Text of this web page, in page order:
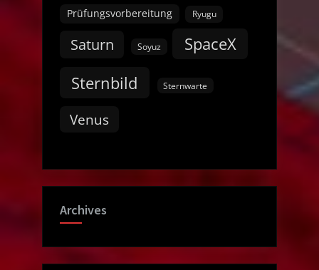
Prüfungsvorbereitung Ryugu
Saturn Soyuz
SpaceX
Sternbild
Sternwarte
Venus
Archives